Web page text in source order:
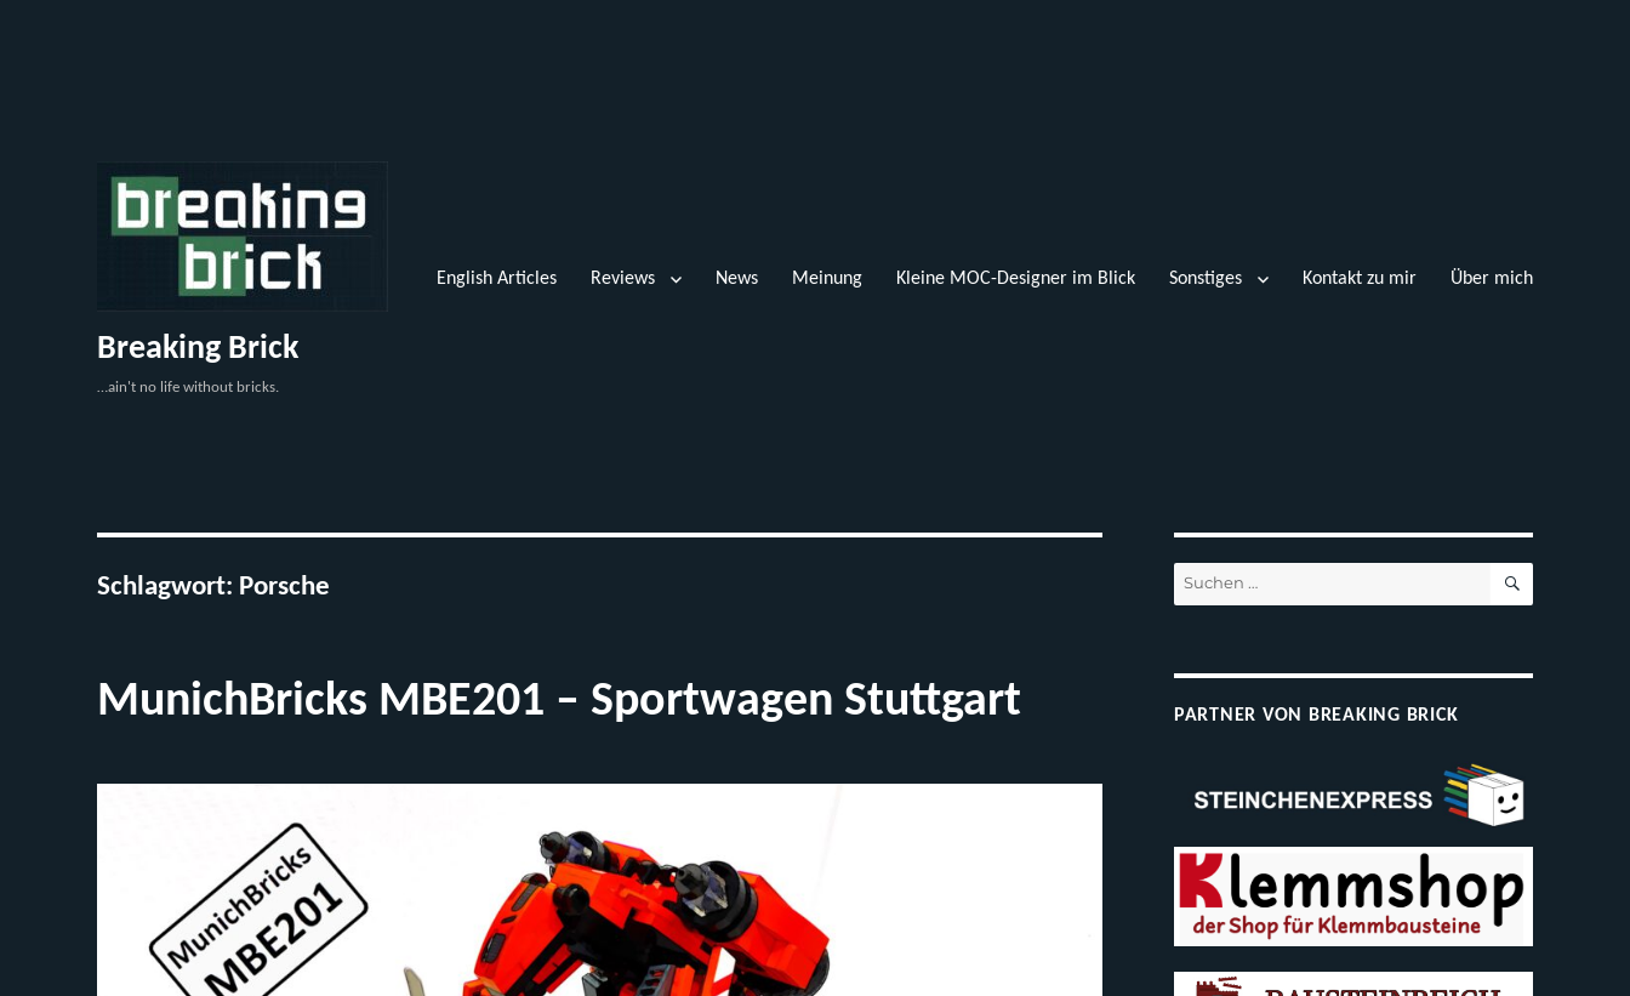
Breaking Brick
…ain't no life without bricks.
English Articles Reviews News Meinung Kleine MOC-Designer im Blick Sonstiges Kontakt zu mir Über mich
Schlagwort: Porsche
MunichBricks MBE201 – Sportwagen Stuttgart
Suchen
nach:
SUCHEN
PARTNER VON BREAKING BRICK